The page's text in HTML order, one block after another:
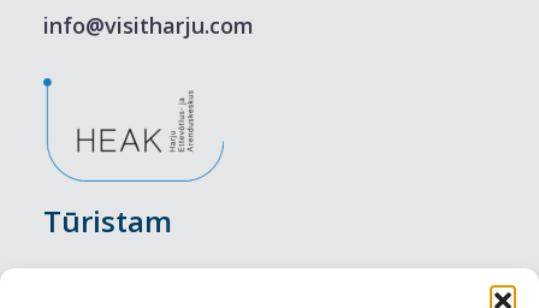
info@visitharju.com
Tūristam